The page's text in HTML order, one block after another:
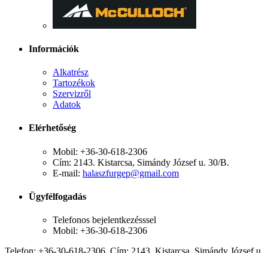
Információk
Alkatrész
Tartozékok
Szervizről
Adatok
Elérhetőség
Mobil: +36-30-618-2306
Cím: 2143. Kistarcsa, Simándy József u. 30/B.
E-mail: halaszfurgep@gmail.com
Ügyfélfogadás
Telefonos bejelentkezésssel
Mobil: +36-30-618-2306